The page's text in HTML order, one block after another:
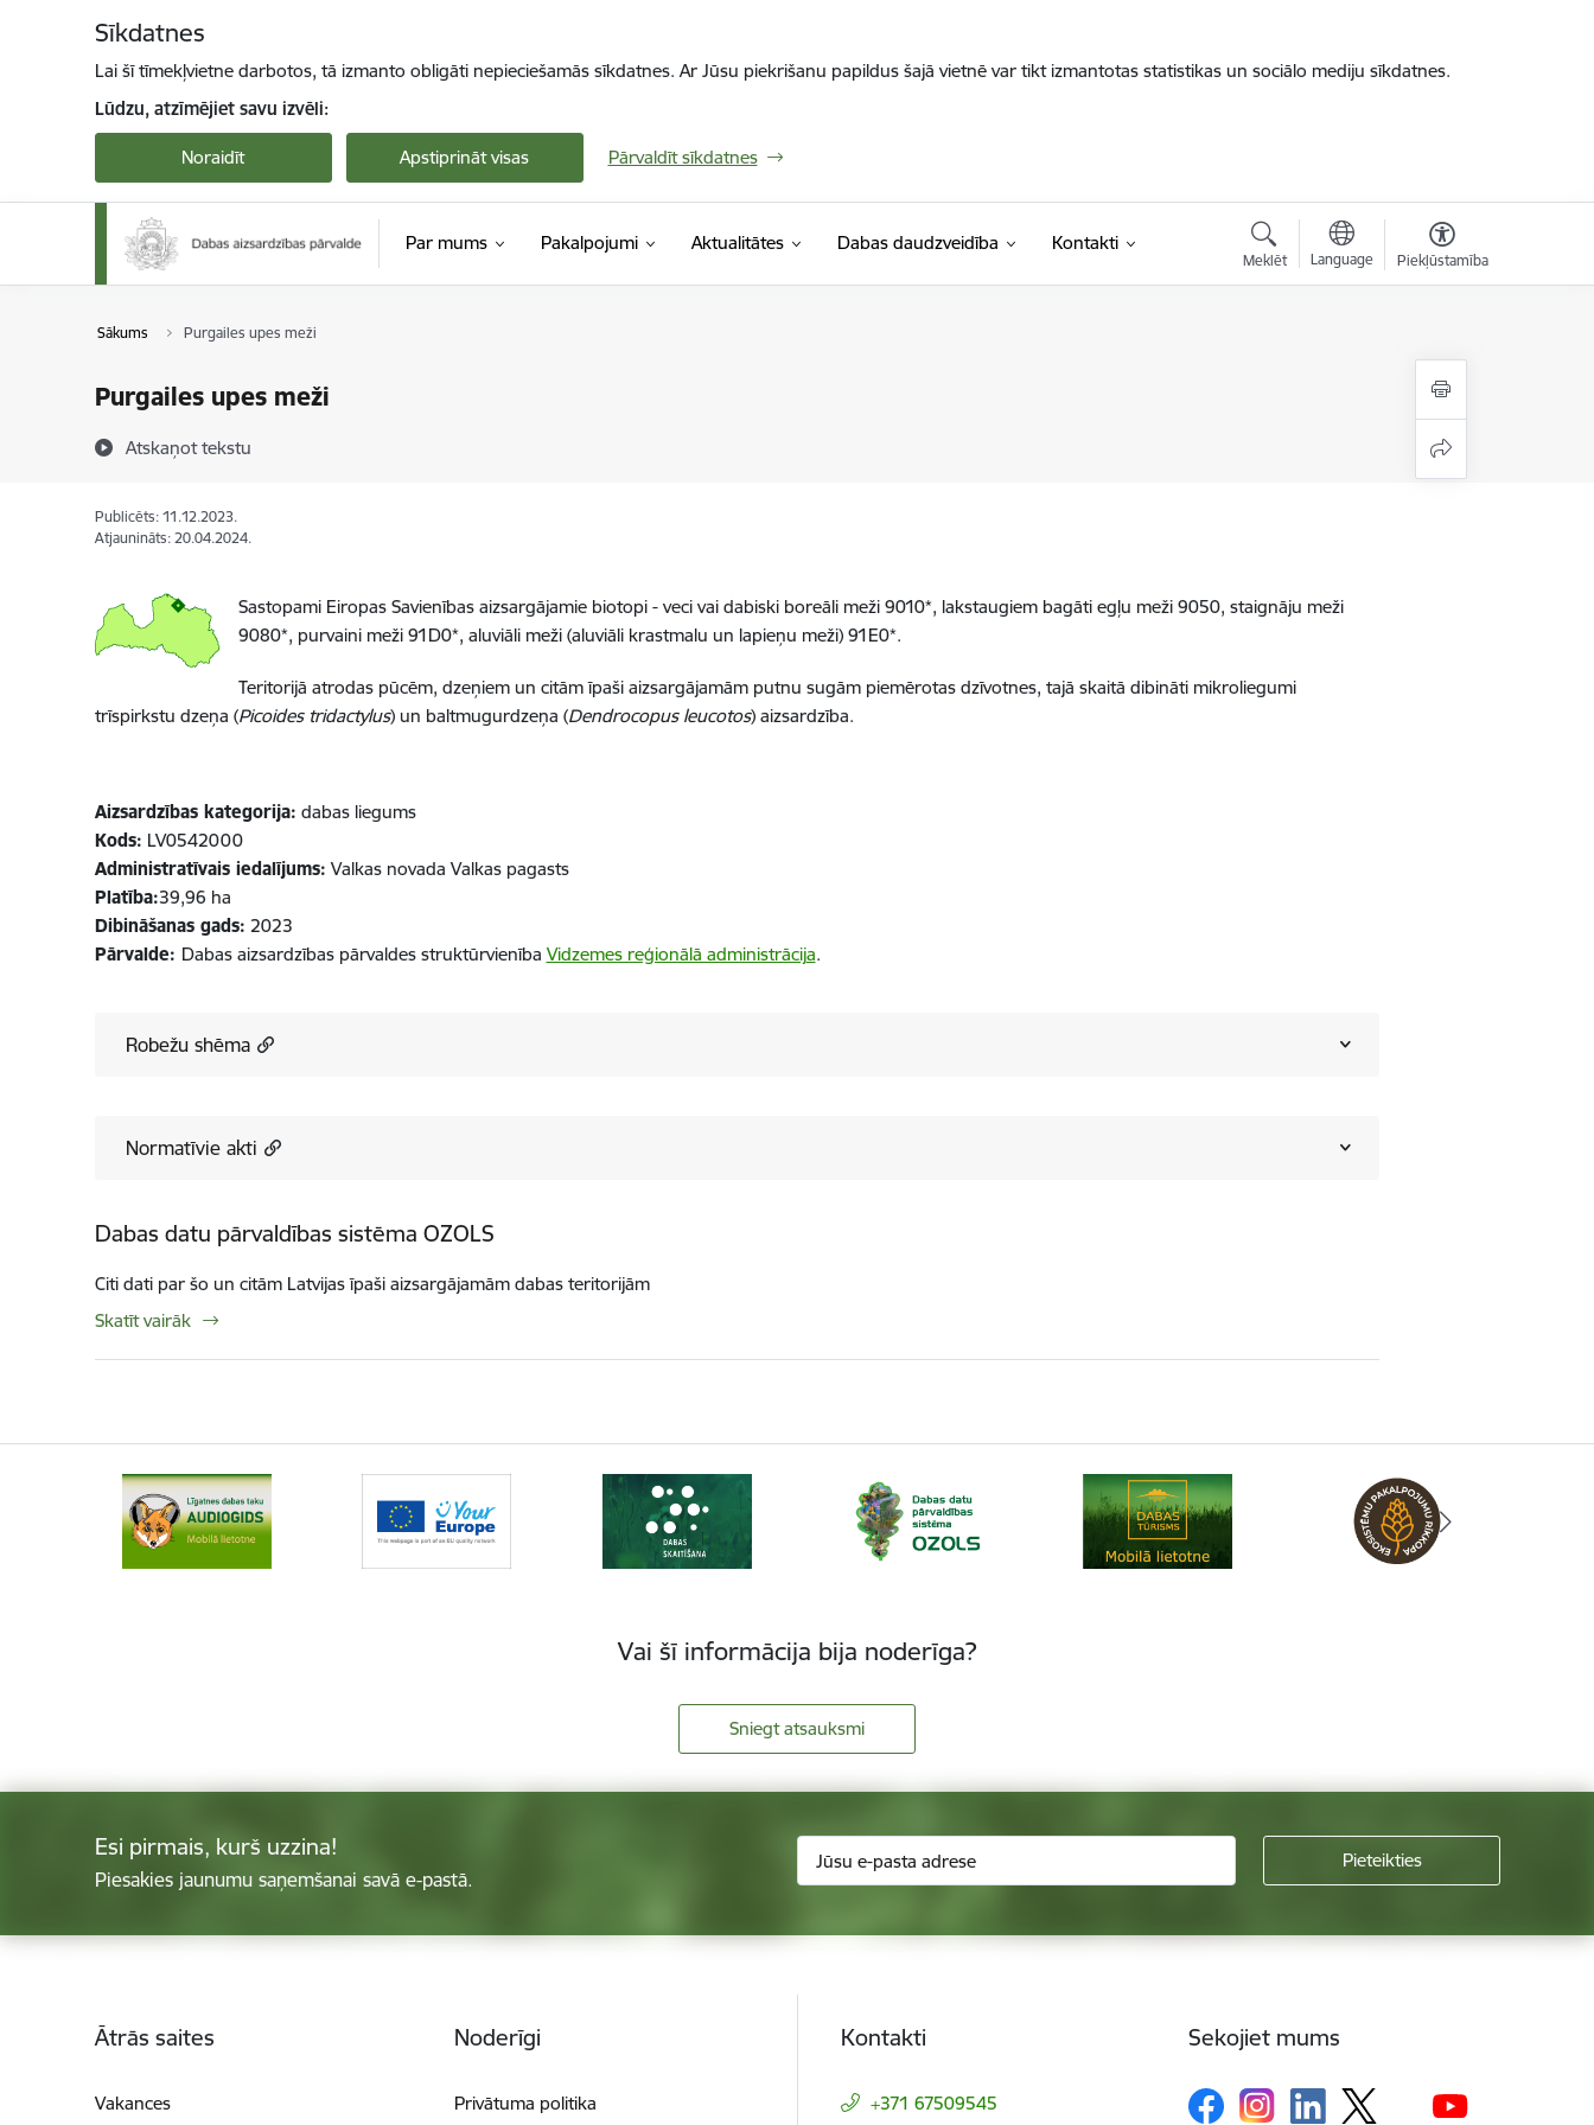
Sīkdatnes
Lai šī tīmekļvietne darbotos, tā izmanto obligāti nepieciešamās sīkdatnes. Ar Jūsu piekrišanu papildus šajā vietnē var tikt izmantotas statistikas un sociālo mediju sīkdatnes.
Lūdzu, atzīmējiet savu izvēli:
Noraidīt Apstiprināt visas Pārvaldīt sīkdatnes
Par mums Pakalpojumi Aktualitātes Dabas daudzveidība Kontakti
Meklēt Language Piekļūstamība
Sākums Purgailes upes meži
Purgailes upes meži
Atskaņot tekstu
Publicēts: 11.12.2023.
Atjaunināts: 20.04.2024.
Sastopami Eiropas Savienības aizsargājamie biotopi - veci vai dabiski boreāli meži 9010*, lakstaugiem bagāti egļu meži 9050, staignāju meži
9080*, purvaini meži 91D0*, aluviāli meži (aluviāli krastmalu un lapieņu meži) 91E0*.
Teritorijā atrodas pūcēm, dzeņiem un citām īpaši aizsargājamām putnu sugām piemērotas dzīvotnes, tajā skaitā dibināti mikroliegumi
trīspirkstu dzeņa (Picoides tridactylus) un baltmugurdzeņa (Dendrocopus leucotos) aizsardzība.
Aizsardzības kategorija: dabas liegums
Kods: LV0542000
Administratīvais iedalījums: Valkas novada Valkas pagasts​​​​​​​
Platība:39,96 ha​​​​​​​
Dibināšanas gads: 2023
Pārvalde: Dabas aizsardzības pārvaldes struktūrvienība Vidzemes reģionālā administrācija.
Robežu shēma
Normatīvie akti
Dabas datu pārvaldības sistēma OZOLS
Citi dati par šo un citām Latvijas īpaši aizsargājamām dabas teritorijām
Skatīt vairāk
Vai šī informācija bija noderīga?
Sniegt atsauksmi
Esi pirmais, kurš uzzina!
Piesakies jaunumu saņemšanai savā e-pastā.
Ātrās saites
Vakances
Noderīgi
Privātuma politika
Kontakti
+371 67509545
Sekojiet mums